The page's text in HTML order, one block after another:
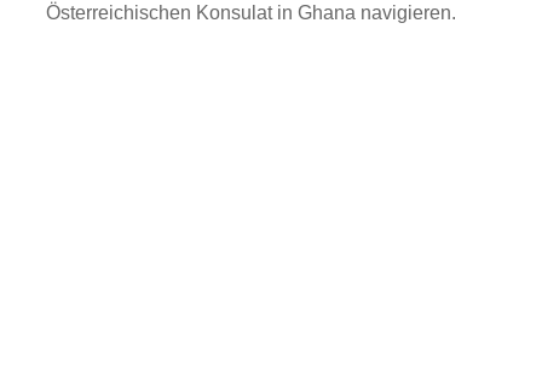
Österreichischen Konsulat in Ghana navigieren.